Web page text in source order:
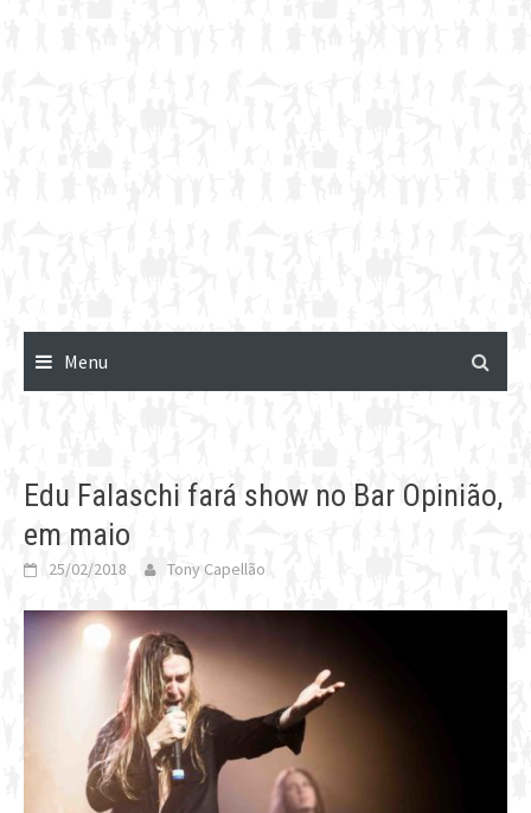
Menu
Edu Falaschi fará show no Bar Opinião,
em maio
25/02/2018 Tony Capellão